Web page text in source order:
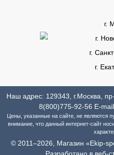
г.
г.
г.
г.
Наш адрес: 129343, г.Москва,
8(800)775-92-56 E-
Цены, указанные на сайте, не являются
внимание, что данный интернет-сайт
© 2011–2026, Магазин «Ekip-
Разработано в веб-